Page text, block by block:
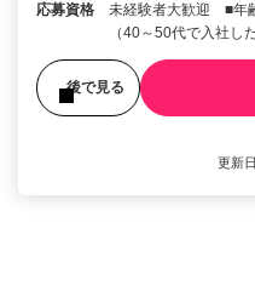
応募資格
未経験者大歓迎 ■年
（40～50代で入社
後で見る
更新